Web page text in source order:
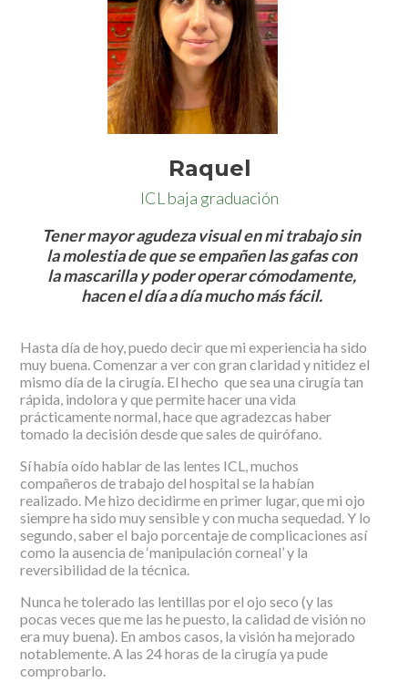
Raquel
ICL baja graduación
Tener mayor agudeza visual en mi trabajo sin
la molestia de que se empañen las gafas con
la mascarilla y poder operar cómodamente,
hacen el día a día mucho más fácil.
Hasta día de hoy, puedo decir que mi experiencia ha sido
muy buena. Comenzar a ver con gran claridad y nitidez el
mismo día de la cirugía. El hecho que sea una cirugía tan
rápida, indolora y que permite hacer una vida
prácticamente normal, hace que agradezcas haber
tomado la decisión desde que sales de quirófano.
Sí había oído hablar de las lentes ICL, muchos
compañeros de trabajo del hospital se la habían
realizado. Me hizo decidirme en primer lugar, que mi ojo
siempre ha sido muy sensible y con mucha sequedad. Y lo
segundo, saber el bajo porcentaje de complicaciones así
como la ausencia de ‘manipulación corneal’ y la
reversibilidad de la técnica.
Nunca he tolerado las lentillas por el ojo seco (y las
pocas veces que me las he puesto, la calidad de visión no
era muy buena). En ambos casos, la visión ha mejorado
notablemente. A las 24 horas de la cirugía ya pude
comprobarlo.